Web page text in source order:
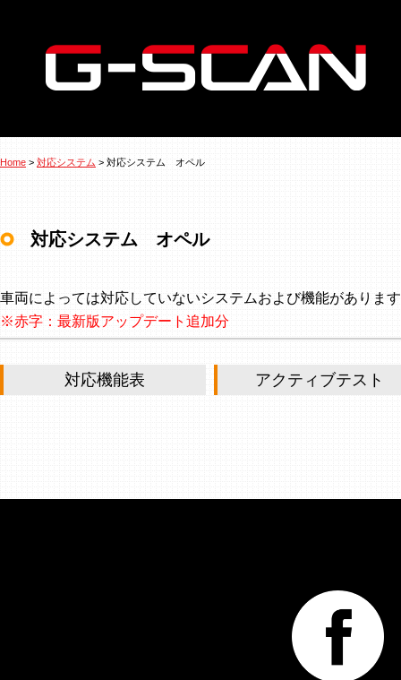
Home > 対応システム > 対応システム オペル
対応システム オペル
車両によっては対応していないシステムおよび機能がありま
※赤字：最新版アップデート追加分
対応機能表 アクティブテスト